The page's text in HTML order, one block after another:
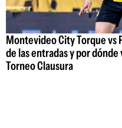
Montevideo City Torque vs
de las entradas y por
Torneo Clausura